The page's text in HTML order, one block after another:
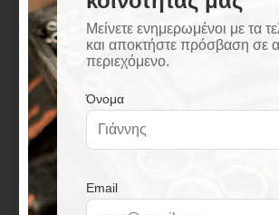
Διαστάσεις: 59 x 44 εκατοστά
Περίμετρος οπής: 58 x 43
Βάθος γούρνας 20 εκατοστά
Επιφάνεια Satine
Κατάλληλο για ερμάριο βάσης
Συνοδεύεται με βαλβίδες,